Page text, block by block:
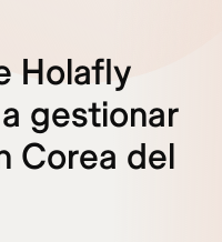
Holafly
gestionar
Corea del